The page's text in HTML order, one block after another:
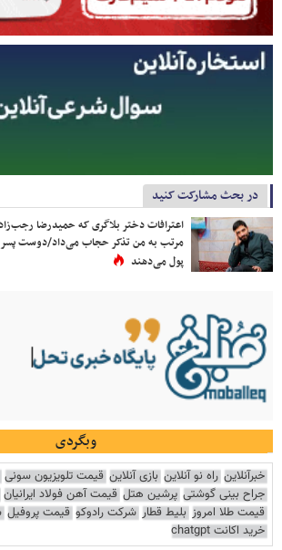
در بحث مشارکت کنید
اعترافات دختر بلاگری که حمیدرضا
مرتب به من تذکر حجاب می‌داد/دوست
پول می‌دهند
وبگردی
خبرآنلاین راه نو آنلاین بازی آنلاین قیمت تلویزیون سونی
جراح بینی گوشتی پرشین هتل قیمت آهن فولاد ایرانیان
قیمت طلا امروز بلیط قطار شرکت رادوکو قیمت پروفیل
خرید اکانت chatgpt